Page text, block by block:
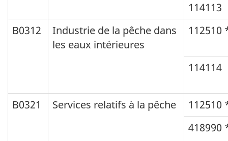
114113
B0312
Industrie de la pêche dans
les eaux intérieures
112510
114114
B0321 Services relatifs à la pêche
112510
418990